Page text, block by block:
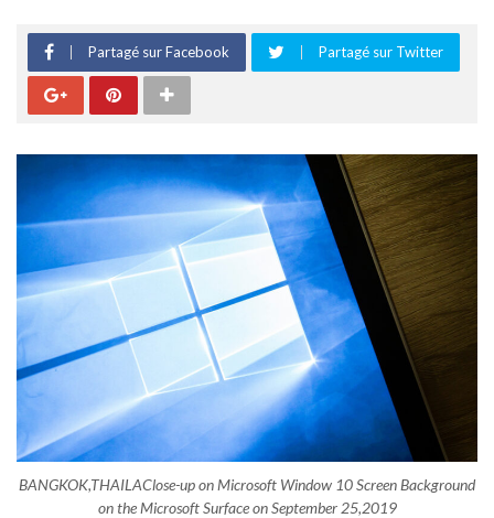
Partagé sur Facebook Partagé sur Twitter
BANGKOK,THAILAClose-up on Microsoft Window 10 Screen Background
on the Microsoft Surface on September 25,2019